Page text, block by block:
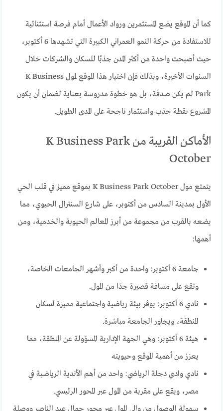
كما أن الموقع يضع المستثمرين ورواد الأعمال أمام فرصة استثنائية
للاستفادة من حركة النمو العمراني الكبيرة التي تشهدها 6 أكتوبر،
حيث أصبحت واحدة من أكثر المدن جذبًا للسكان والشركات خلال
السنوات الأخيرة، وبذلك فإن اختيار هذا الموقع لمول K Business
Park لم يكن صدفة، بل هو خطوة مدروسة بعناية لضمان أن يكون
المشروع نقطة جذب واستثمار ناجحة على المدى الطويل.
الأماكن القريبة من K Business Park
October
يتمتع مول K Business Park October بموقع مميز في قلب الحي
الأول بمدينة السادس من أكتوبر، على شارع السنترال الحيوي، مما
يضعه بالقرب من مجموعة من أبرز المعالم الحيوية والخدمية، ومن
أهمها:
جامعة 6 أكتوبر: واحدة من أكبر وأشهر الجامعات الخاصة،
وتقع على مسافة قصيرة جدًا من المول.
نادي 6 أكتوبر: يوفر بيئة رياضية واجتماعية مميزة لسكان
المنطقة، ويجاور الجامعة مباشرة.
هيئة 6 أكتوبر: وهي الجهة الإدارية المسؤولة عن المنطقة، مما
يعزز من أهمية الموقع وحيويته
نادي وادي دجلة الرياضي: واحد من أهم الأندية الرياضية في
مصر، ويقع على مقربة من المول عبر المحور الرئيسي.
سهولة الوصول من وإلى المول عبر محور جمال عبد الناصر ووصلة